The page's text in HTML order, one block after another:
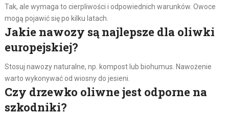
Tak, ale wymaga to cierpliwości i odpowiednich warunków. Owoce
mogą pojawić się po kilku latach.
Jakie nawozy są najlepsze dla oliwki
europejskiej?
Stosuj nawozy naturalne, np. kompost lub biohumus. Nawożenie
warto wykonywać od wiosny do jesieni.
Czy drzewko oliwne jest odporne na
szkodniki?